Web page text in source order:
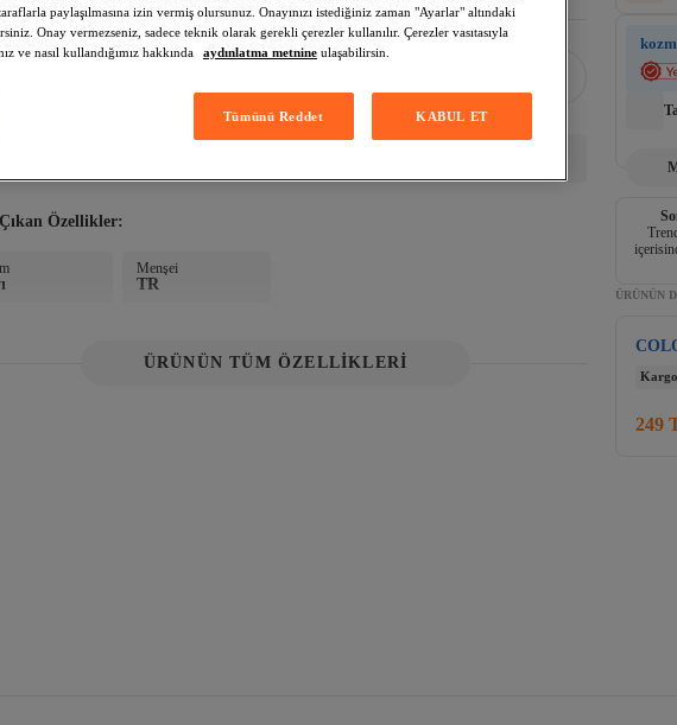
Özellikler:
Menşei
TR
ÜRÜNÜN TÜM ÖZELLİKLERİ
ÜRÜNÜN
249
paylaşılmasına izin vermiş olursunuz. Onayınızı istediğiniz zaman "Ayarlar" altındaki
Onay vermezseniz, sadece teknik olarak gerekli çerezler kullanılır. Çerezler vasıtasıyla
ve nasıl kullandığımız hakkında
aydınlatma metnine ulaşabilirsin.
Tümünü Reddet KABUL ET